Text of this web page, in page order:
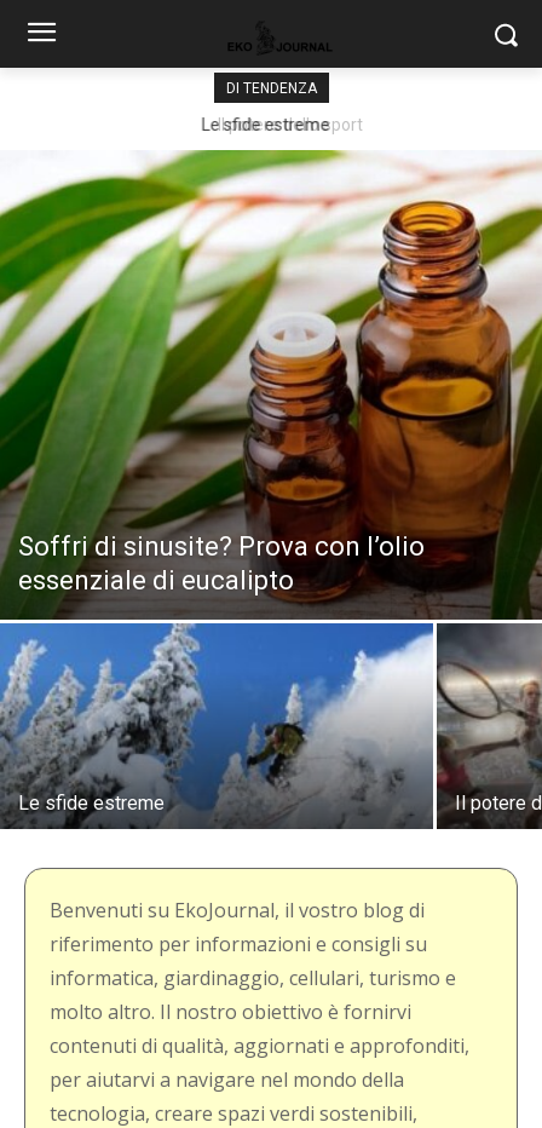
DI TENDENZA
Il potere dello sport
Soffri di sinusite? Prova con l’olio
essenziale di eucalipto
Le sfide estreme Il potere
Benvenuti su EkoJournal, il vostro blog di
riferimento per informazioni e consigli su
informatica, giardinaggio, cellulari, turismo e
molto altro. Il nostro obiettivo è fornirvi
contenuti di qualità, aggiornati e approfonditi,
per aiutarvi a navigare nel mondo della
tecnologia, creare spazi verdi sostenibili,